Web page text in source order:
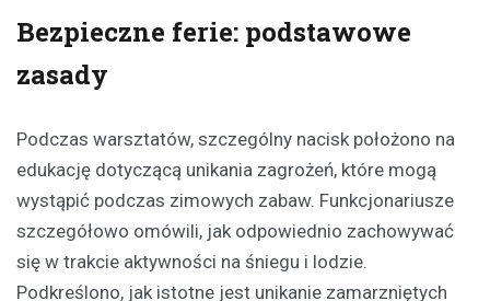
Bezpieczne ferie: podstawowe
zasady
Podczas warsztatów, szczególny nacisk położono na
edukację dotyczącą unikania zagrożeń, które mogą
wystąpić podczas zimowych zabaw. Funkcjonariusze
szczegółowo omówili, jak odpowiednio zachowywać
się w trakcie aktywności na śniegu i lodzie.
Podkreślono, jak istotne jest unikanie zamarzniętych